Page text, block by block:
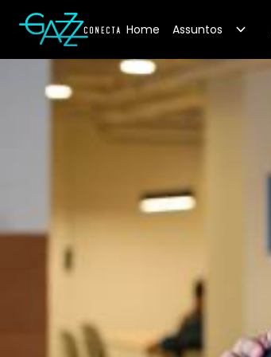
Your Company Home Assuntos